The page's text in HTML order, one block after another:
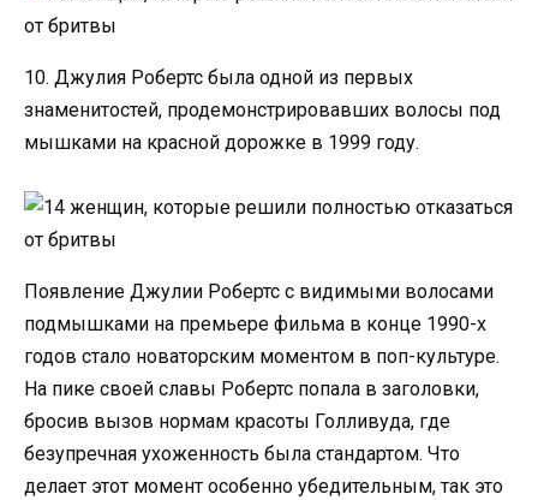
10. Джулия Робертс была одной из первых
знаменитостей, продемонстрировавших волосы под
мышками на красной дорожке в 1999 году.
Появление Джулии Робертс с видимыми волосами
подмышками на премьере фильма в конце 1990-х
годов стало новаторским моментом в поп-культуре.
На пике своей славы Робертс попала в заголовки,
бросив вызов нормам красоты Голливуда, где
безупречная ухоженность была стандартом. Что
делает этот момент особенно убедительным, так это